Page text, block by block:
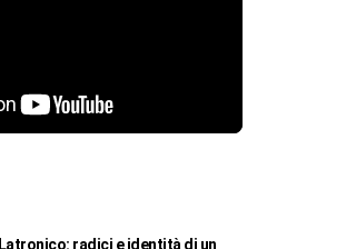
Latronico: radici e identità di un